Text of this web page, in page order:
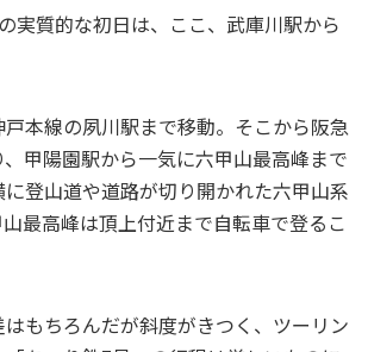
実質的な初日は、ここ、武庫川駅から
本線の夙川駅まで移動。そこから阪急
甲陽園駅から一気に六甲山最高峰まで
登山道や道路が切り開かれた六甲山系
最高峰は頂上付近まで自転車で登るこ
もちろんだが斜度がきつく、ツーリン